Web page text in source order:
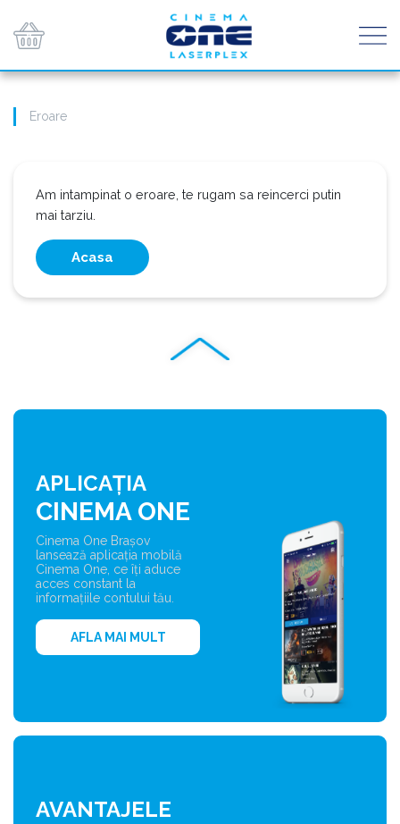
Eroare
Am intampinat o eroare, te rugam sa reincerci putin
mai tarziu.
Acasa
APLICAȚIA
CINEMA ONE
Cinema One Brașov
lansează aplicația mobilă
Cinema One, ce îți aduce
acces constant la
informațiile contului tău.
AFLA MAI MULT
AVANTAJELE